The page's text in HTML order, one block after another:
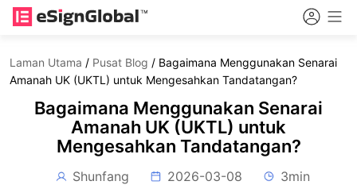
Laman Utama / Pusat Blog / Bagaimana Menggunakan Senarai
Amanah UK (UKTL) untuk Mengesahkan Tandatangan?
Bagaimana Menggunakan Senarai
Amanah UK (UKTL) untuk
Mengesahkan Tandatangan?
Shunfang 2026-03-08 3min